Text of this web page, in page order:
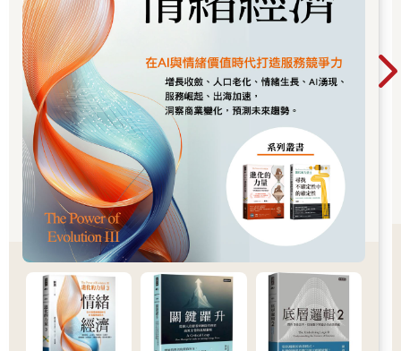
業者面臨原料上漲壓力時，若無法透過提價維持利潤，就需透過
縮減人力、壓縮行銷預算或調整產品規格來應對，進一步影響整
體經濟活動與消費信心。
也因此，PPI上升常被視為「壓力已在前端堆積」的警訊，需留意
是否可能向消費端轉嫁，並影響未來數月的CPI變化。
2022年全球航運危機期間，運價指數飆升超過300％，臺灣多家
進口業者面臨巨幅成本壓力，PPI同步上揚。但因部分企業選擇延
後調價或進行縮水包裝，導致CPI直到半年後才反映出明顯上升，
形成PPI與CPI間的「遞延效應」。
政策應對：理解通膨的多面向表現
理解CPI與PPI的構成，不僅有助於解析官方數據，也能幫助民眾
掌握自身消費模式與通膨感受的落差來源。政府在制定物價政策
時，也應考慮以下幾項要點：